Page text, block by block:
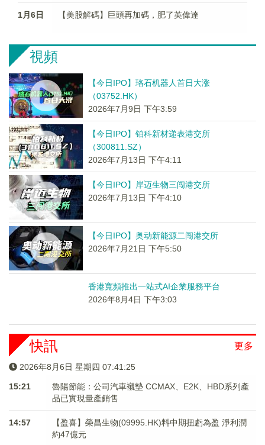
1月6日 【美股解碼】巨頭再加碼，肥了英偉達
視頻
【今日IPO】珞石机器人首日大涨
（03752.HK）
2026年7月9日 下午3:59
【今日IPO】铂科新材递表港交所
（300811.SZ）
2026年7月13日 下午4:11
【今日IPO】岸迈生物三闯港交所
2026年7月13日 下午4:10
【今日IPO】奥动新能源二闯港交所
2026年7月21日 下午5:50
香港寬頻推出一站式AI企業服務平台
2026年8月4日 下午3:03
更多
快訊
2026年8月6日 星期四 07:41:26
15:21
魯陽節能：公司汽車襯墊 CCMAX、E2K、HBD系列產
品已實現量產銷售
14:57
【盈喜】榮昌生物(09995.HK)料中期扭虧為盈 淨利潤
約47億元